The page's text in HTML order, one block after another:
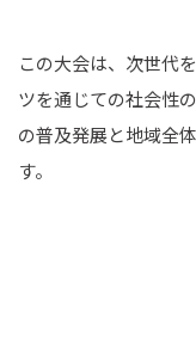
この大会は、次世代
ツを通じての社会性
の普及発展と地域全
す。